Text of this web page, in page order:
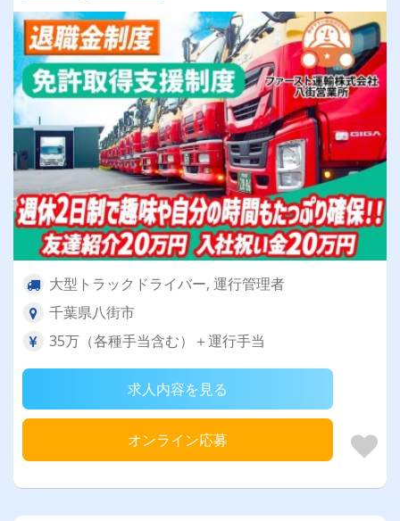
大型トラックドライバー, 運行管理者
千葉県八街市
35万（各種手当含む）＋運行手当
求人内容を見る
オンライン応募